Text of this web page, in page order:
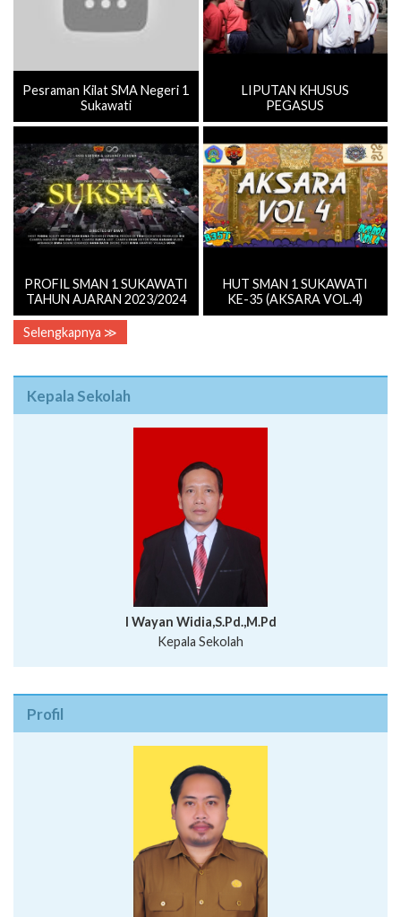
Pesraman Kilat SMA Negeri 1
Sukawati
LIPUTAN KHUSUS
PEGASUS
PROFIL SMAN 1 SUKAWATI
TAHUN AJARAN 2023/2024
HUT SMAN 1 SUKAWATI
KE-35 (AKSARA VOL.4)
Selengkapnya ≫
Kepala Sekolah
I Wayan Widia,S.Pd.,M.Pd
Kepala Sekolah
Profil